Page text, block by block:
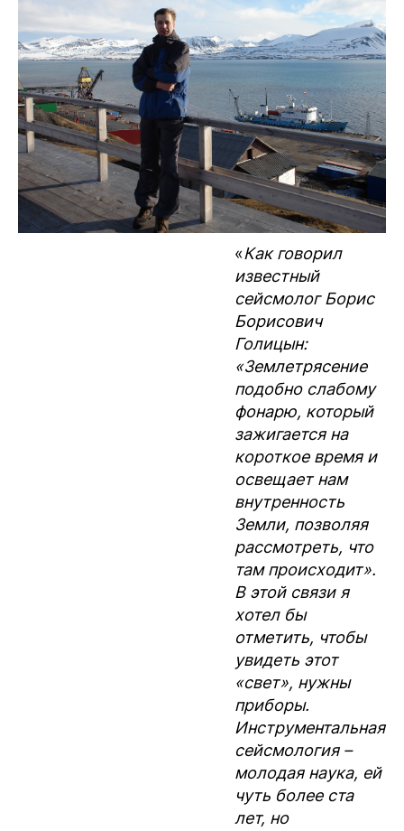
«Как говорил
известный
сейсмолог Борис
Борисович
Голицын:
«Землетрясение
подобно слабому
фонарю, который
зажигается на
короткое время и
освещает нам
внутренность
Земли, позволяя
рассмотреть, что
там происходит».
В этой связи я
хотел бы
отметить, чтобы
увидеть этот
«свет», нужны
приборы.
Инструментальная
сейсмология –
молодая наука, ей
чуть более ста
лет, но